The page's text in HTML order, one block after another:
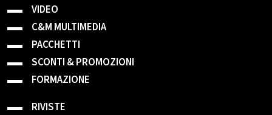
VIDEO
C&M MULTIMEDIA
PACCHETTI
SCONTI & PROMOZIONI
FORMAZIONE
RIVISTE